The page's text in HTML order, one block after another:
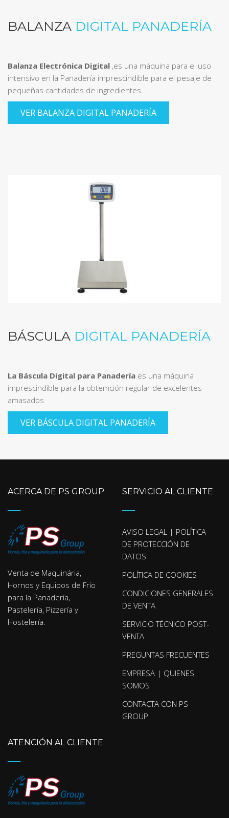
BALANZA DIGITAL PANADERÍA
Balanza Electrónica Digital ,es una máquina para el uso
intensivo en la Panadería imprescindible para el pesaje de
pequeñas cantidades de ingredientes.
VER BALANZA DIGITAL PANADERÍA
BÁSCULA DIGITAL PANADERÍA
La Báscula Digital para Panadería es una máquina
imprescindible para la obtemción regular de excelentes
amasados
VER BÁSCULA DIGITAL PANADERÍA
ACERCA DE PS GROUP
Venta de Maquinária,
Hornos y Equipos de Frío
para la Panadería,
Pastelería, Pizzería y
Hostelería.
SERVICIO AL CLIENTE
AVISO LEGAL | POLÍTICA
DE PROTECCIÓN DE
DATOS
POLÍTICA DE COOKIES
CONDICIONES GENERALES
DE VENTA
SERVICIO TÉCNICO POST-
VENTA
PREGUNTAS FRECUENTES
EMPRESA | QUIENES
SOMOS
CONTACTA CON PS
GROUP
ATENCIÓN AL CLIENTE